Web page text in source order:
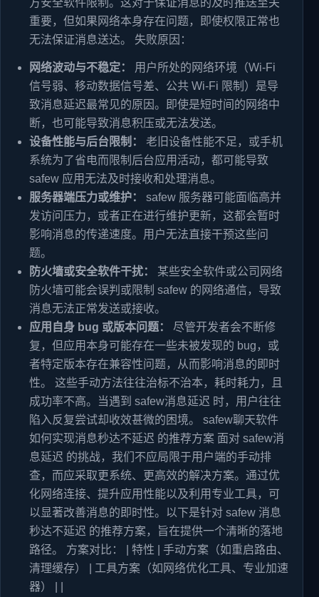
方安全软件限制。这对于保证消息的及时推送至关
重要，但如果网络本身存在问题，即使权限正常也
无法保证消息送达。 失败原因：
网络波动与不稳定：
用户所处的网络环境（Wi-Fi
信号弱、移动数据信号差、公共 Wi-Fi 限制）是导
致消息延迟最常见的原因。即使是短时间的网络中
断，也可能导致消息积压或无法发送。
设备性能与后台限制：
老旧设备性能不足，或手机
系统为了省电而限制后台应用活动，都可能导致
safew 应用无法及时接收和处理消息。
服务器端压力或维护：
safew 服务器可能面临高并
发访问压力，或者正在进行维护更新，这都会暂时
影响消息的传递速度。用户无法直接干预这些问
题。
防火墙或安全软件干扰：
某些安全软件或公司网络
防火墙可能会误判或限制 safew 的网络通信，导致
消息无法正常发送或接收。
应用自身 bug 或版本问题：
尽管开发者会不断修
复，但应用本身可能存在一些未被发现的 bug，或
者特定版本存在兼容性问题，从而影响消息的即时
性。 这些手动方法往往治标不治本，耗时耗力，且
成功率不高。当遇到 safew消息延迟 时，用户往往
陷入反复尝试却收效甚微的困境。 safew聊天软件
如何实现消息秒达不延迟 的推荐方案 面对 safew消
息延迟 的挑战，我们不应局限于用户端的手动排
查，而应采取更系统、更高效的解决方案。通过优
化网络连接、提升应用性能以及利用专业工具，可
以显著改善消息的即时性。以下是针对 safew 消息
秒达不延迟 的推荐方案，旨在提供一个清晰的落地
路径。 方案对比： | 特性 | 手动方案（如重启路由、
清理缓存） | 工具方案（如网络优化工具、专业加速
器） | |